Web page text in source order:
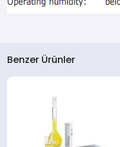
Benzer Ürünler